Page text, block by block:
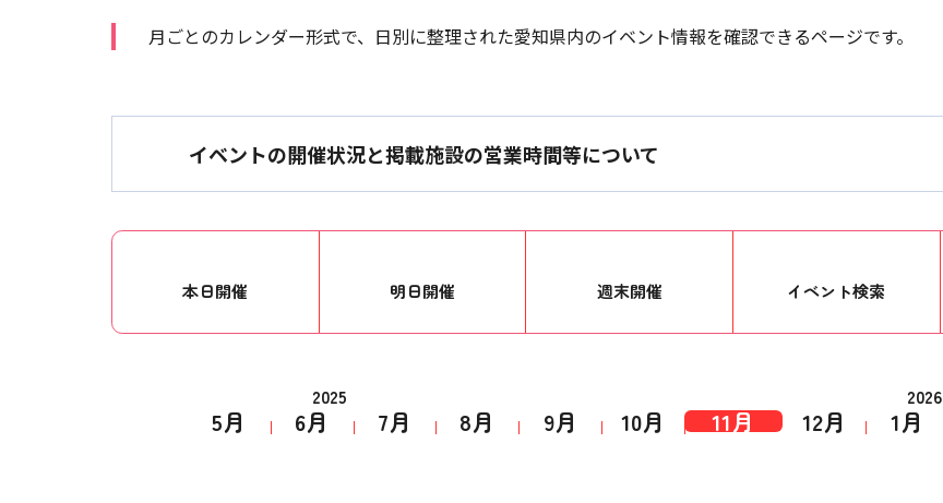
月ごとのカレンダー形式で、日別に整理された愛知県内のイベント情報を確認できるページです。
イベントの開催状況と掲載施設の営業時間等について
本日開催 明日開催 週末開催 イベント検索
5月
2025
6月 7月 8月 9月 10月 11月 12月
2026
1月